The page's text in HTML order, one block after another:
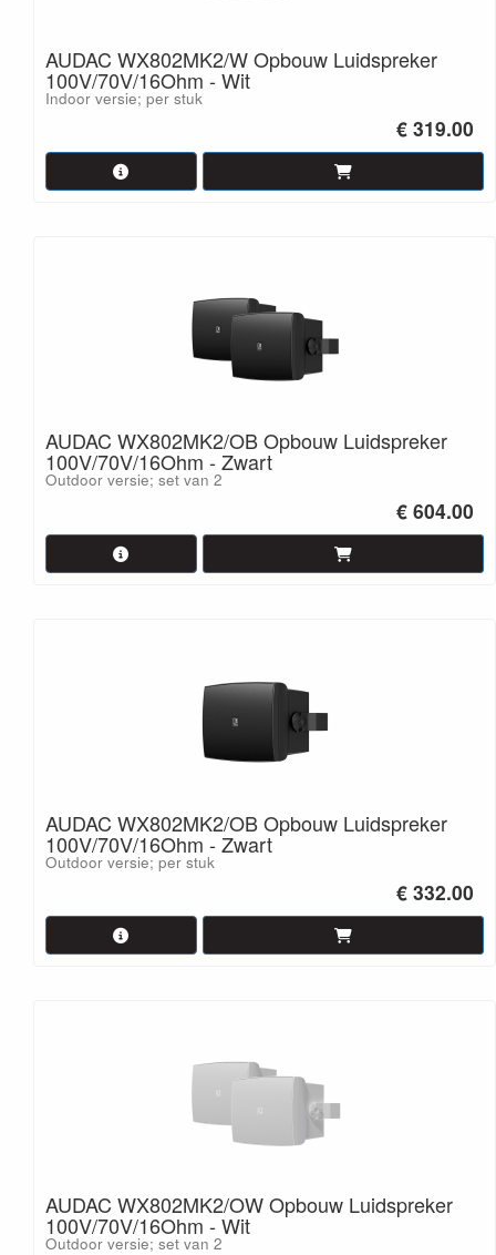
AUDAC WX802MK2/W Opbouw Luidspreker
100V/70V/16Ohm - Wit
Indoor versie; per stuk
€ 319.00
AUDAC WX802MK2/OB Opbouw Luidspreker
100V/70V/16Ohm - Zwart
Outdoor versie; set van 2
€ 604.00
AUDAC WX802MK2/OB Opbouw Luidspreker
100V/70V/16Ohm - Zwart
Outdoor versie; per stuk
€ 332.00
AUDAC WX802MK2/OW Opbouw Luidspreker
100V/70V/16Ohm - Wit
Outdoor versie; set van 2